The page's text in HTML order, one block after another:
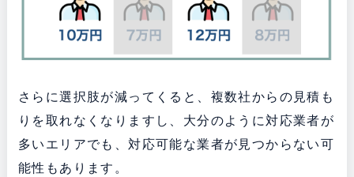
さらに選択肢が減ってくると、複数社からの見積も
りを取れなくなりますし、大分のように対応業者が
多いエリアでも、対応可能な業者が見つからない可
能性もあります。